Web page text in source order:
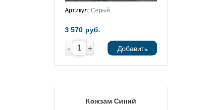
Артикул: Серый
3 570 руб.
- + Добавить
Кожзам Синий